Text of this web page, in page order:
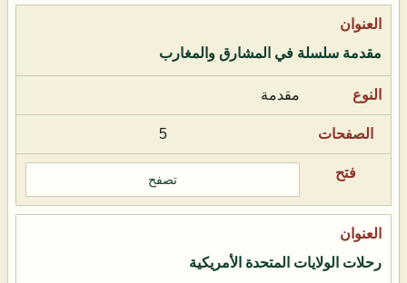
مقدمة سلسلة في المشارق والمغارب
مقدمة
5
تصفح
رحلات الولايات المتحدة الأمريكية